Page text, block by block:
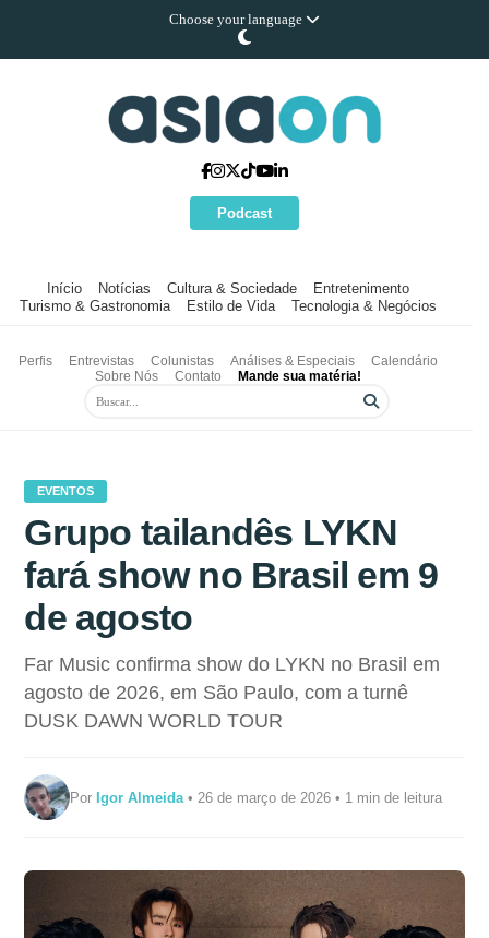
Choose your language
Podcast
Início Notícias Cultura & Sociedade
Entretenimento
Turismo & Gastronomia
Estilo de Vida Tecnologia & Negócios
Perfis Entrevistas Colunistas Análises & Especiais
Calendário
Sobre Nós
Contato Mande sua matéria!
EVENTOS
Grupo tailandês LYKN
fará show no Brasil em 9
de agosto
Far Music confirma show do LYKN no Brasil em
agosto de 2026, em São Paulo, com a turnê
DUSK DAWN WORLD TOUR
PorIgor Almeida • 26 de março de 2026 • 1 min de leitura